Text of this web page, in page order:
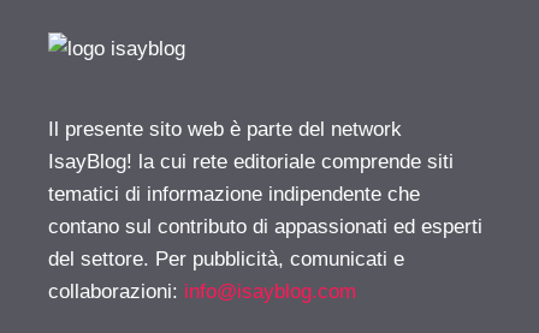
Il presente sito web è parte del network
IsayBlog! la cui rete editoriale comprende siti
tematici di informazione indipendente che
contano sul contributo di appassionati ed esperti
del settore. Per pubblicità, comunicati e
collaborazioni: info@isayblog.com